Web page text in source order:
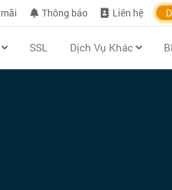
Thông báo Liên hệ
SSL Dịch Vụ Khác